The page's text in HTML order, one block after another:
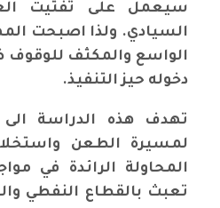
سيعمل على تفتيت
السيادي. ولذا اصبحت
الواسع والمكثف للوقوف
دخوله حيز التنفيذ.
تهدف هذه الدراسة
لمسيرة الطعن
المحاولة الرائدة في
تعبث بالقطاع النفطي